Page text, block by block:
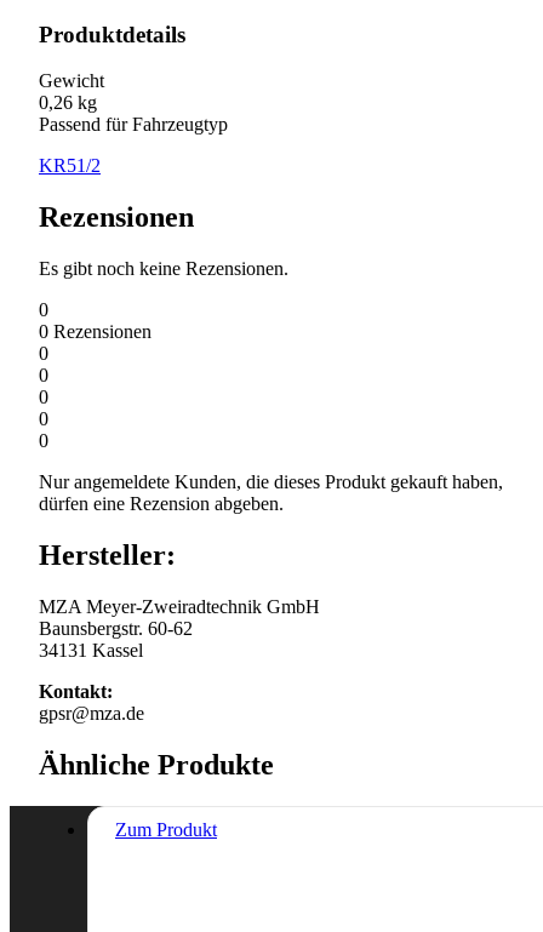
Produktdetails
Gewicht
0,26 kg
Passend für Fahrzeugtyp
KR51/2
Rezensionen
Es gibt noch keine Rezensionen.
0
0 Rezensionen
0
0
0
0
0
Nur angemeldete Kunden, die dieses Produkt gekauft haben,
dürfen eine Rezension abgeben.
Hersteller:
MZA Meyer-Zweiradtechnik GmbH
Baunsbergstr. 60-62
34131 Kassel
Kontakt:
gpsr@mza.de
Ähnliche Produkte
Zum Produkt